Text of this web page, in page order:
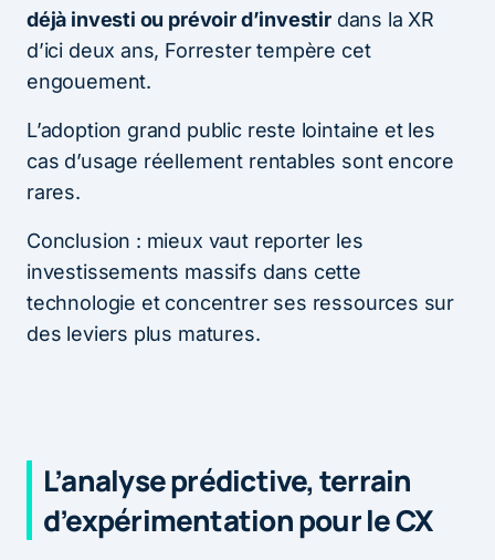
déjà investi ou prévoir d’investirdans la XR
d’ici deux ans, Forrester tempère cet
engouement.
L’adoption grand public reste lointaine et les
cas d’usage réellement rentables sont encore
rares.
Conclusion : mieux vaut reporter les
investissements massifs dans cette
technologie et concentrer ses ressources sur
des leviers plus matures.
L’analyse prédictive, terrain
d’expérimentation pour le CX